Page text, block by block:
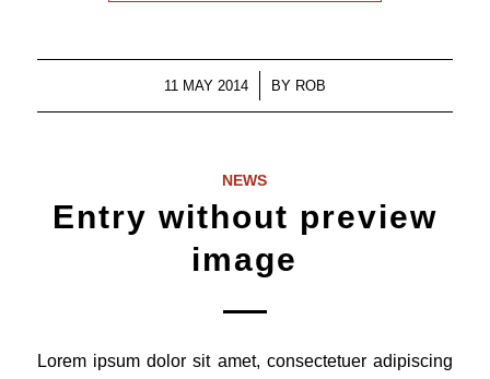
11 MAY 2014
/ BY ROB
NEWS
Entry without preview
image
Lorem ipsum dolor sit amet, consectetuer adipiscing